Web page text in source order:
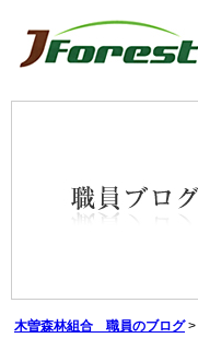
木曽森林組合 職員のブログ>